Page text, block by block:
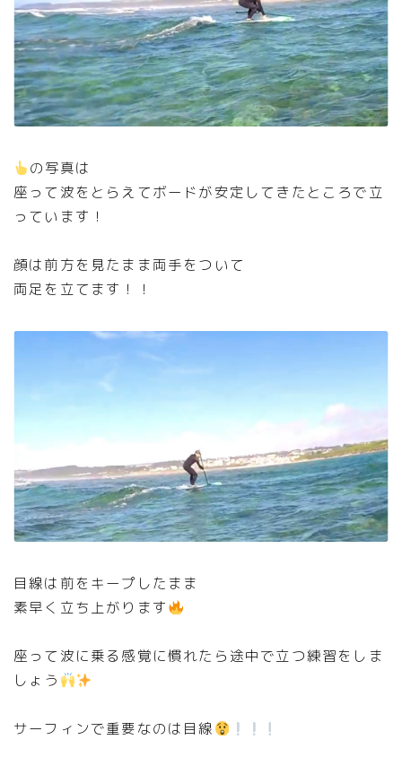
の写真は
座って波をとらえてボードが安定してきたところで立
っています！
顔は前方を見たまま両手をついて
両足を立てます！！
目線は前をキープしたまま
素早く立ち上がります
座って波に乗る感覚に慣れたら途中で立つ練習をしま
しょう
サーフィンで重要なのは目線